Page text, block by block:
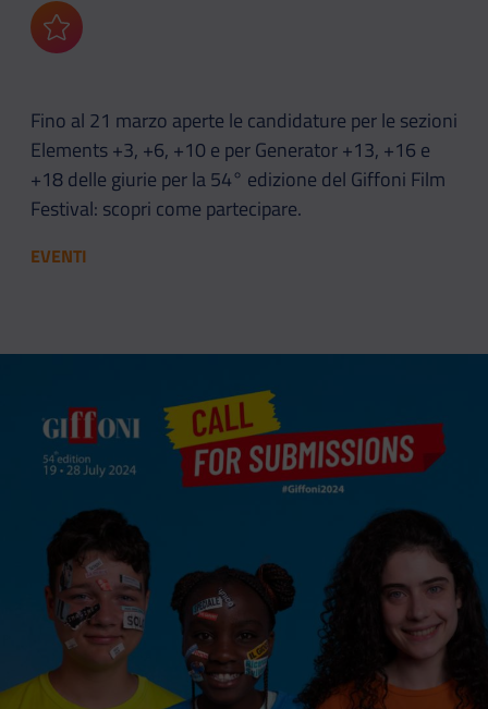
Aggiungi ai preferiti
Fino al 21 marzo aperte le candidature per le sezioni
Elements +3, +6, +10 e per Generator +13, +16 e
+18 delle giurie per la 54° edizione del Giffoni Film
Festival: scopri come partecipare.
EVENTI